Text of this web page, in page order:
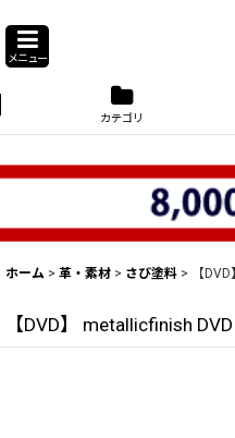
メニュー
カテゴリ
ホーム > 革・素材 > さび塗料 > 【
【DVD】 metallicfinish DVD